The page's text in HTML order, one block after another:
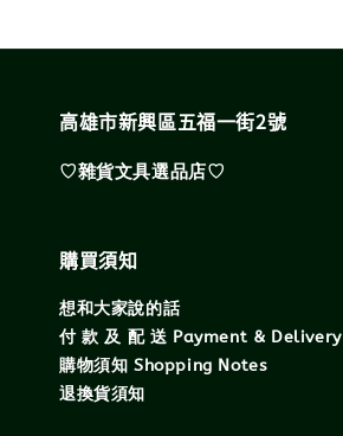
高雄市新興區五福一街2號
♡雜貨文具選品店♡
購買須知
想和大家說的話
付 款 及 配 送 Payment & Delivery
購物須知 Shopping Notes
退換貨須知